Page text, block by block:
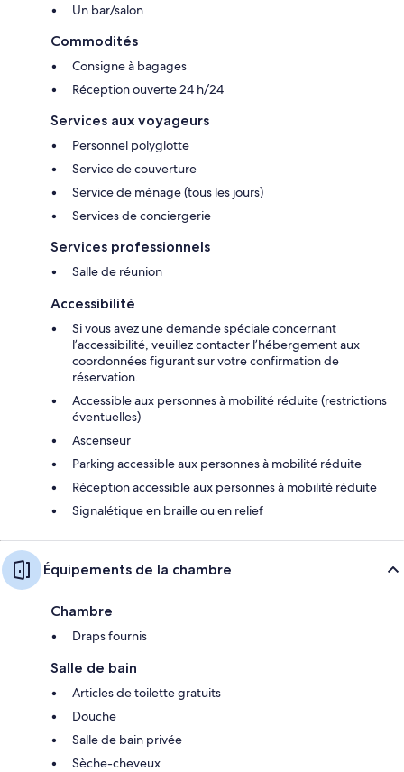
Un bar/salon
Commodités
Consigne à bagages
Réception ouverte 24 h/24
Services aux voyageurs
Personnel polyglotte
Service de couverture
Service de ménage (tous les jours)
Services de conciergerie
Services professionnels
Salle de réunion
Accessibilité
Si vous avez une demande spéciale concernant
l’accessibilité, veuillez contacter l’hébergement aux
coordonnées figurant sur votre confirmation de
réservation.
Accessible aux personnes à mobilité réduite (restrictions
éventuelles)
Ascenseur
Parking accessible aux personnes à mobilité réduite
Réception accessible aux personnes à mobilité réduite
Signalétique en braille ou en relief
Équipements de la chambre
Chambre
Draps fournis
Salle de bain
Articles de toilette gratuits
Douche
Salle de bain privée
Sèche-cheveux